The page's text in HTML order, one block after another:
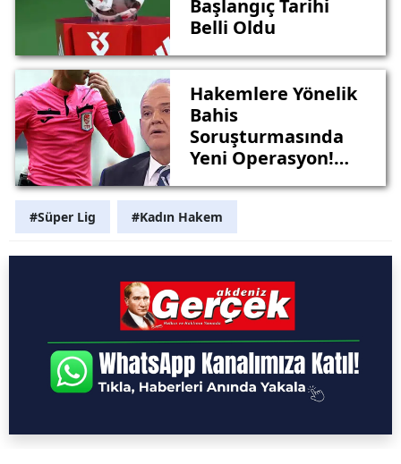
Başlangıç Tarihi
Belli Oldu
Hakemlere Yönelik
Bahis
Soruşturmasında
Yeni Operasyon!
Gözaltında
#Süper Lig #Kadın Hakem